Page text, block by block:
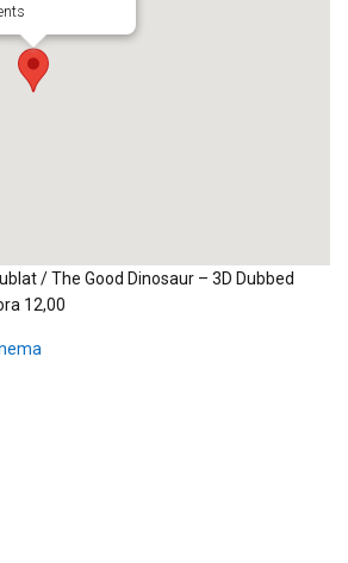
/ The Good Dinosaur – 3D Dubbed
12,00